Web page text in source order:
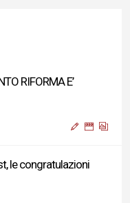
RIFORMA E’
le congratulazioni